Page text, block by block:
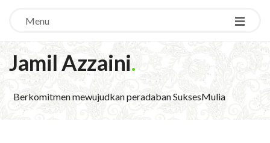
Menu
Jamil Azzaini.
Berkomitmen mewujudkan peradaban SuksesMulia